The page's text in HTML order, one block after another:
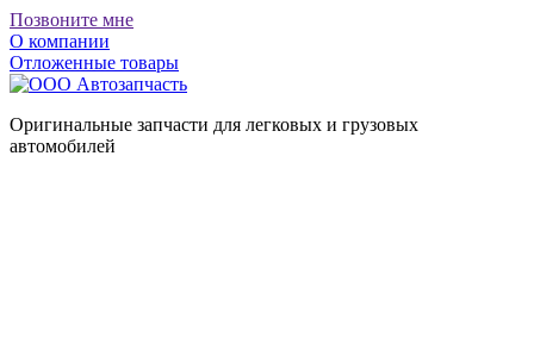
Позвоните мне
О компании
Отложенные товары
Оригинальные запчасти для легковых и грузовых
автомобилей